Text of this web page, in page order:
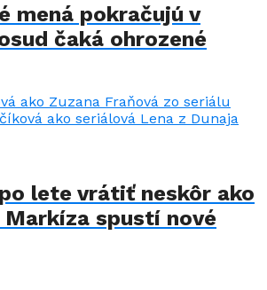
mená pokračujú v
čaká ohrozené
lete vrátiť neskôr ako
Markíza spustí nové